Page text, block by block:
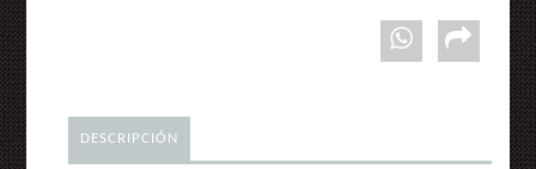
DESCRIPCIÓN